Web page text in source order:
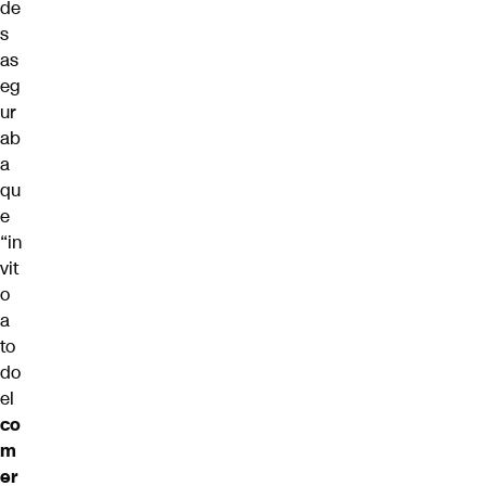
de
s
as
eg
ur
ab
a
qu
e
“in
vit
o
a
to
do
el
co
m
er